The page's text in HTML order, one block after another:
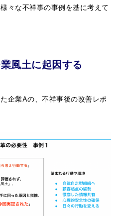
々な不祥事の事例を基に考えて
風土に起因する
企業Aの、不祥事後の改善レポ